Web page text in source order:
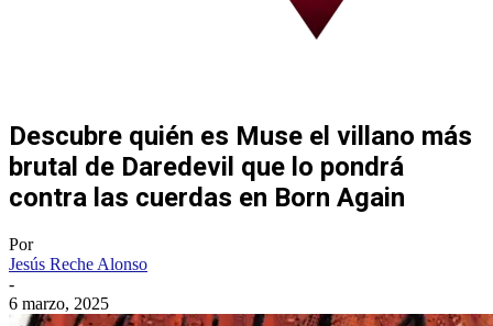
Descubre quién es Muse el villano más
brutal de Daredevil que lo pondrá
contra las cuerdas en Born Again
Por
Jesús Reche Alonso
-
6 marzo, 2025